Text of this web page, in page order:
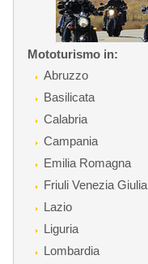
Mototurismo in:
Abruzzo
Basilicata
Calabria
Campania
Emilia Romagna
Friuli Venezia Giulia
Lazio
Liguria
Lombardia